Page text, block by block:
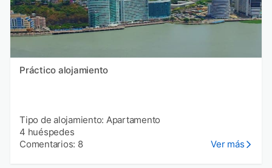
Práctico alojamiento
Tipo de alojamiento: Apartamento
4 huéspedes
Comentarios: 8
Ver más